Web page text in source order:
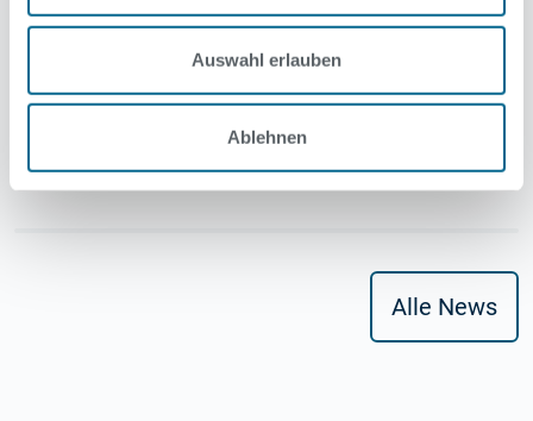
Auswahl erlauben
Ablehnen
Alle News